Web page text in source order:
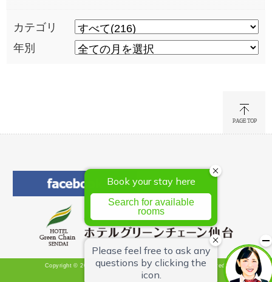
カテゴリ
年別
Copyright © 2026 Hotel Green Chain Sendai All Rights Reserved.